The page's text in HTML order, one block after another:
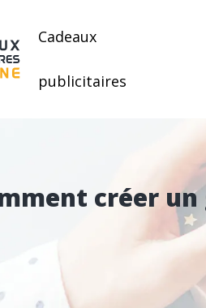
Cadeaux
publicitaires
créer